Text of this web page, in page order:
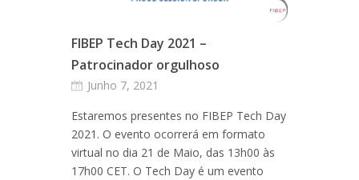
FIBEP Tech Day 2021 –
Patrocinador orgulhoso
Junho 7, 2021
Estaremos presentes no FIBEP Tech Day
2021. O evento ocorrerá em formato
virtual no dia 21 de Maio, das 13h00 às
17h00 CET. O Tech Day é um evento